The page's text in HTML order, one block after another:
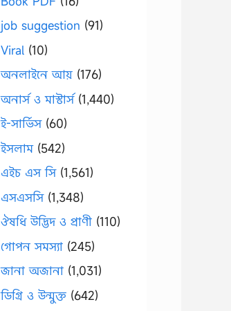
job suggestion (91)
Viral (10)
অনলাইনে আয় (176)
অনার্স ও মাস্টার্স(1,440)
ই-সার্ভিস(60)
ইসলাম(542)
এইচ এস সি(1,561)
এসএসসি(1,348)
ঔষধি উদ্ভিদ ও প্রাণী (110)
গোপন সমস্যা (245)
জানা অজানা (1,031)
ডিগ্রি ও উন্মুক্ত (642)